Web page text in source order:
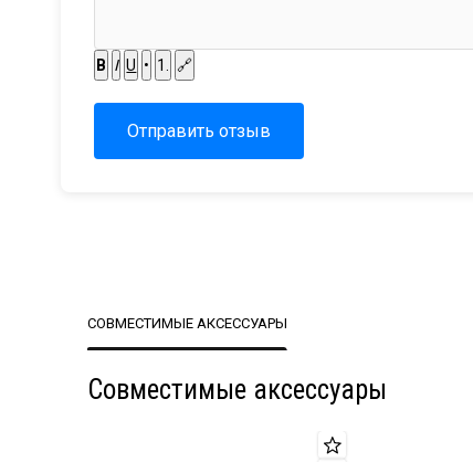
B I U • 1. 🔗
Отправить отзыв
СОВМЕСТИМЫЕ АКСЕССУАРЫ
Совместимые аксессуары